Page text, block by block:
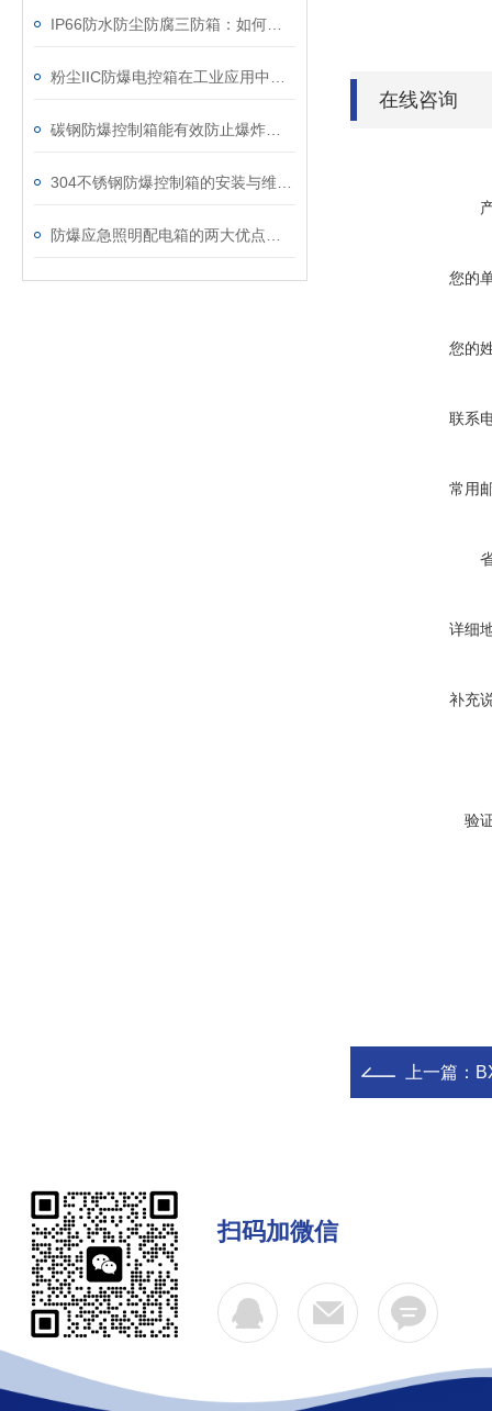
在线咨询
您的
您的
联系
常用
详细
补充
验
上一篇：
扫码加微信